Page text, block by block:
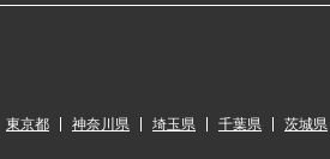
東京都 神奈川県 埼玉県 千葉県 茨城県